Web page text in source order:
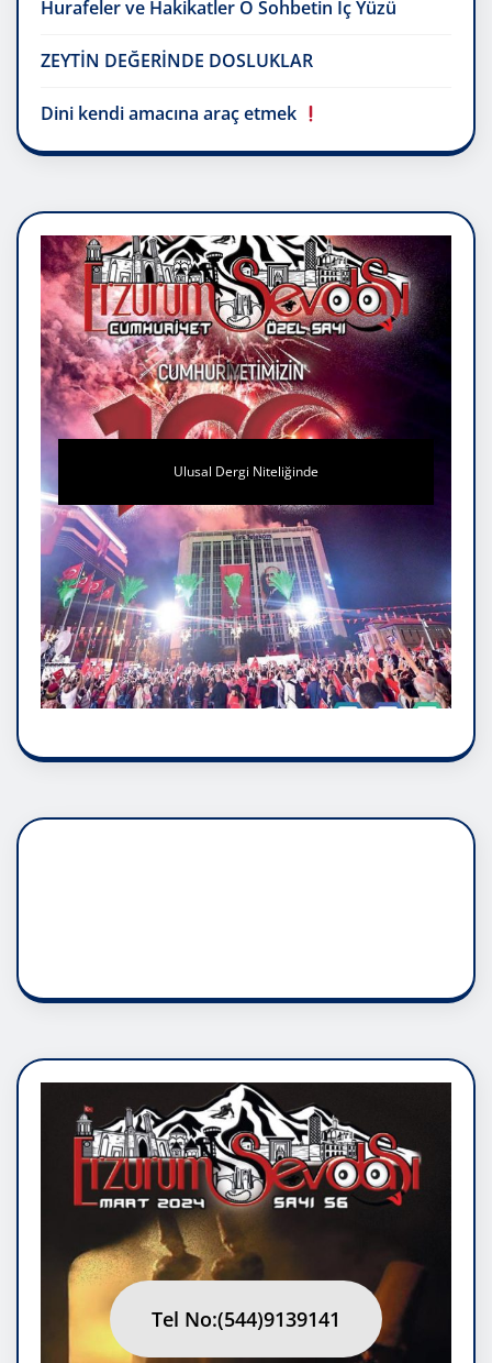
Hurafeler ve Hakikatler O Sohbetin İç Yüzü
ZEYTİN DEĞERİNDE DOSLUKLAR
Dini kendi amacına araç etmek
Ulusal Dergi Niteliğinde
Tel No:(544)9139141